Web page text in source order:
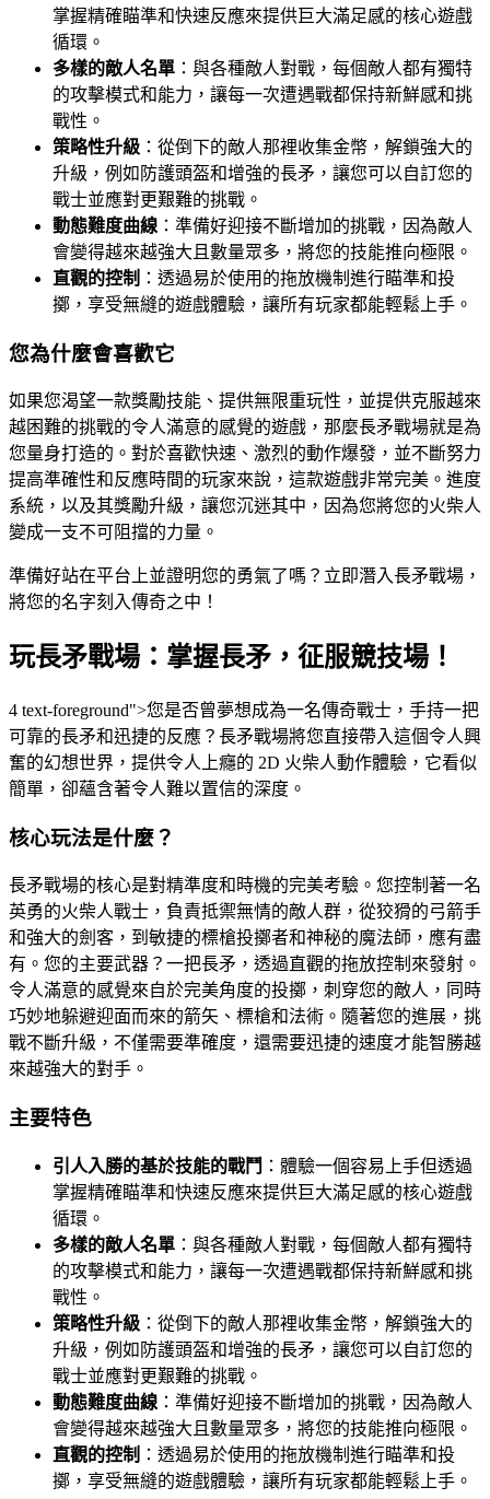
掌握精確瞄準和快速反應來提供巨大滿足感的核心遊戲
循環。
多樣的敵人名單 ：與各種敵人對戰，每個敵人都有獨特
的攻擊模式和能力，讓每一次遭遇戰都保持新鮮感和挑
戰性。
策略性升級 ：從倒下的敵人那裡收集金幣，解鎖強大的
升級，例如防護頭盔和增強的長矛，讓您可以自訂您的
戰士並應對更艱難的挑戰。
動態難度曲線 ：準備好迎接不斷增加的挑戰，因為敵人
會變得越來越強大且數量眾多，將您的技能推向極限。
直觀的控制 ：透過易於使用的拖放機制進行瞄準和投
擲，享受無縫的遊戲體驗，讓所有玩家都能輕鬆上手。
您為什麼會喜歡它
如果您渴望一款獎勵技能、提供無限重玩性，並提供克服越來
越困難的挑戰的令人滿意的感覺的遊戲，那麼長矛戰場就是為
您量身打造的。對於喜歡快速、激烈的動作爆發，並不斷努力
提高準確性和反應時間的玩家來說，這款遊戲非常完美。進度
系統，以及其獎勵升級，讓您沉迷其中，因為您將您的火柴人
變成一支不可阻擋的力量。
準備好站在平台上並證明您的勇氣了嗎？立即潛入長矛戰場，
將您的名字刻入傳奇之中！
玩長矛戰場：掌握長矛，征服競技場！
4 text-foreground">您是否曾夢想成為一名傳奇戰士，手持一把
可靠的長矛和迅捷的反應？長矛戰場將您直接帶入這個令人興
奮的幻想世界，提供令人上癮的 2D 火柴人動作體驗，它看似
簡單，卻蘊含著令人難以置信的深度。
核心玩法是什麼？
長矛戰場的核心是對精準度和時機的完美考驗。您控制著一名
英勇的火柴人戰士，負責抵禦無情的敵人群，從狡猾的弓箭手
和強大的劍客，到敏捷的標槍投擲者和神秘的魔法師，應有盡
有。您的主要武器？一把長矛，透過直觀的拖放控制來發射。
令人滿意的感覺來自於完美角度的投擲，刺穿您的敵人，同時
巧妙地躲避迎面而來的箭矢、標槍和法術。隨著您的進展，挑
戰不斷升級，不僅需要準確度，還需要迅捷的速度才能智勝越
來越強大的對手。
主要特色
引人入勝的基於技能的戰鬥 ：體驗一個容易上手但透過
掌握精確瞄準和快速反應來提供巨大滿足感的核心遊戲
循環。
多樣的敵人名單 ：與各種敵人對戰，每個敵人都有獨特
的攻擊模式和能力，讓每一次遭遇戰都保持新鮮感和挑
戰性。
策略性升級 ：從倒下的敵人那裡收集金幣，解鎖強大的
升級，例如防護頭盔和增強的長矛，讓您可以自訂您的
戰士並應對更艱難的挑戰。
動態難度曲線 ：準備好迎接不斷增加的挑戰，因為敵人
會變得越來越強大且數量眾多，將您的技能推向極限。
直觀的控制 ：透過易於使用的拖放機制進行瞄準和投
擲，享受無縫的遊戲體驗，讓所有玩家都能輕鬆上手。